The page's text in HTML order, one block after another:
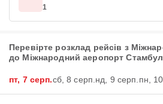
1
Перевірте розклад рейсів з
до Міжнародний аеропорт
пт, 7 серп.сб, 8 серп. нд, 9 серп. пн,